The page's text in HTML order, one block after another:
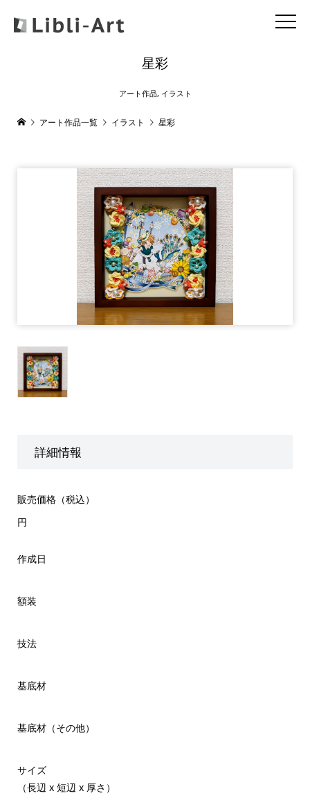
星彩
アート作品, イラスト
アート作品一覧 イラスト 星彩
詳細情報
販売価格（税込）
円
作成日
額装
技法
基底材
基底材（その他）
サイズ
（長辺 x 短辺 x 厚さ）